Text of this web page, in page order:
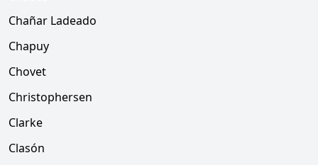
Chañar Ladeado
Chapuy
Chovet
Christophersen
Clarke
Clasón